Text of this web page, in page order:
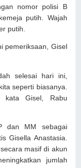
nomor polisi B
putih. Wajah
putih.
pemeriksaan, Gisel
selesai hari ini,
seperti biasanya.
kata Gisel, Rabu
dan MM sebagai
Gisella Anastasia.
masif di akun
jumlah